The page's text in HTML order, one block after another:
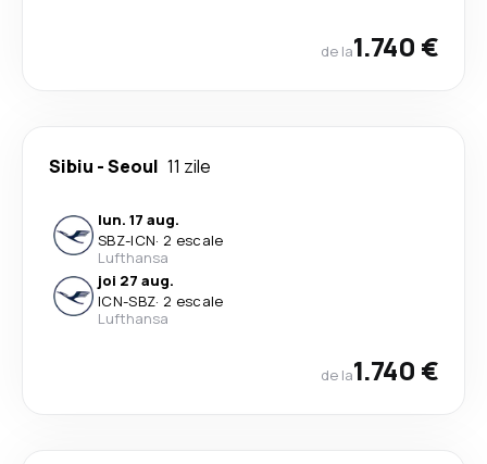
de la1.740 €
Sibiu -Seoul 11 zile
lun. 17 aug.
SBZ-ICN· 2 escale
Lufthansa
joi 27 aug.
ICN-SBZ· 2 escale
Lufthansa
de la1.740 €